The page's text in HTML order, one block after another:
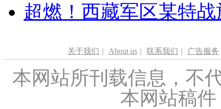
超燃！西藏军区某特
关于我们 | About us | 联系我们 | 广告服务
本网站所刊载信息，不
本网站稿